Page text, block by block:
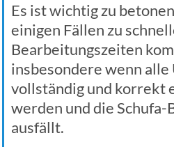
Es ist wichtig zu
einigen Fällen zu
Bearbeitungszeiten
insbesondere wenn
vollständig und korrekt
werden und die
ausfällt.